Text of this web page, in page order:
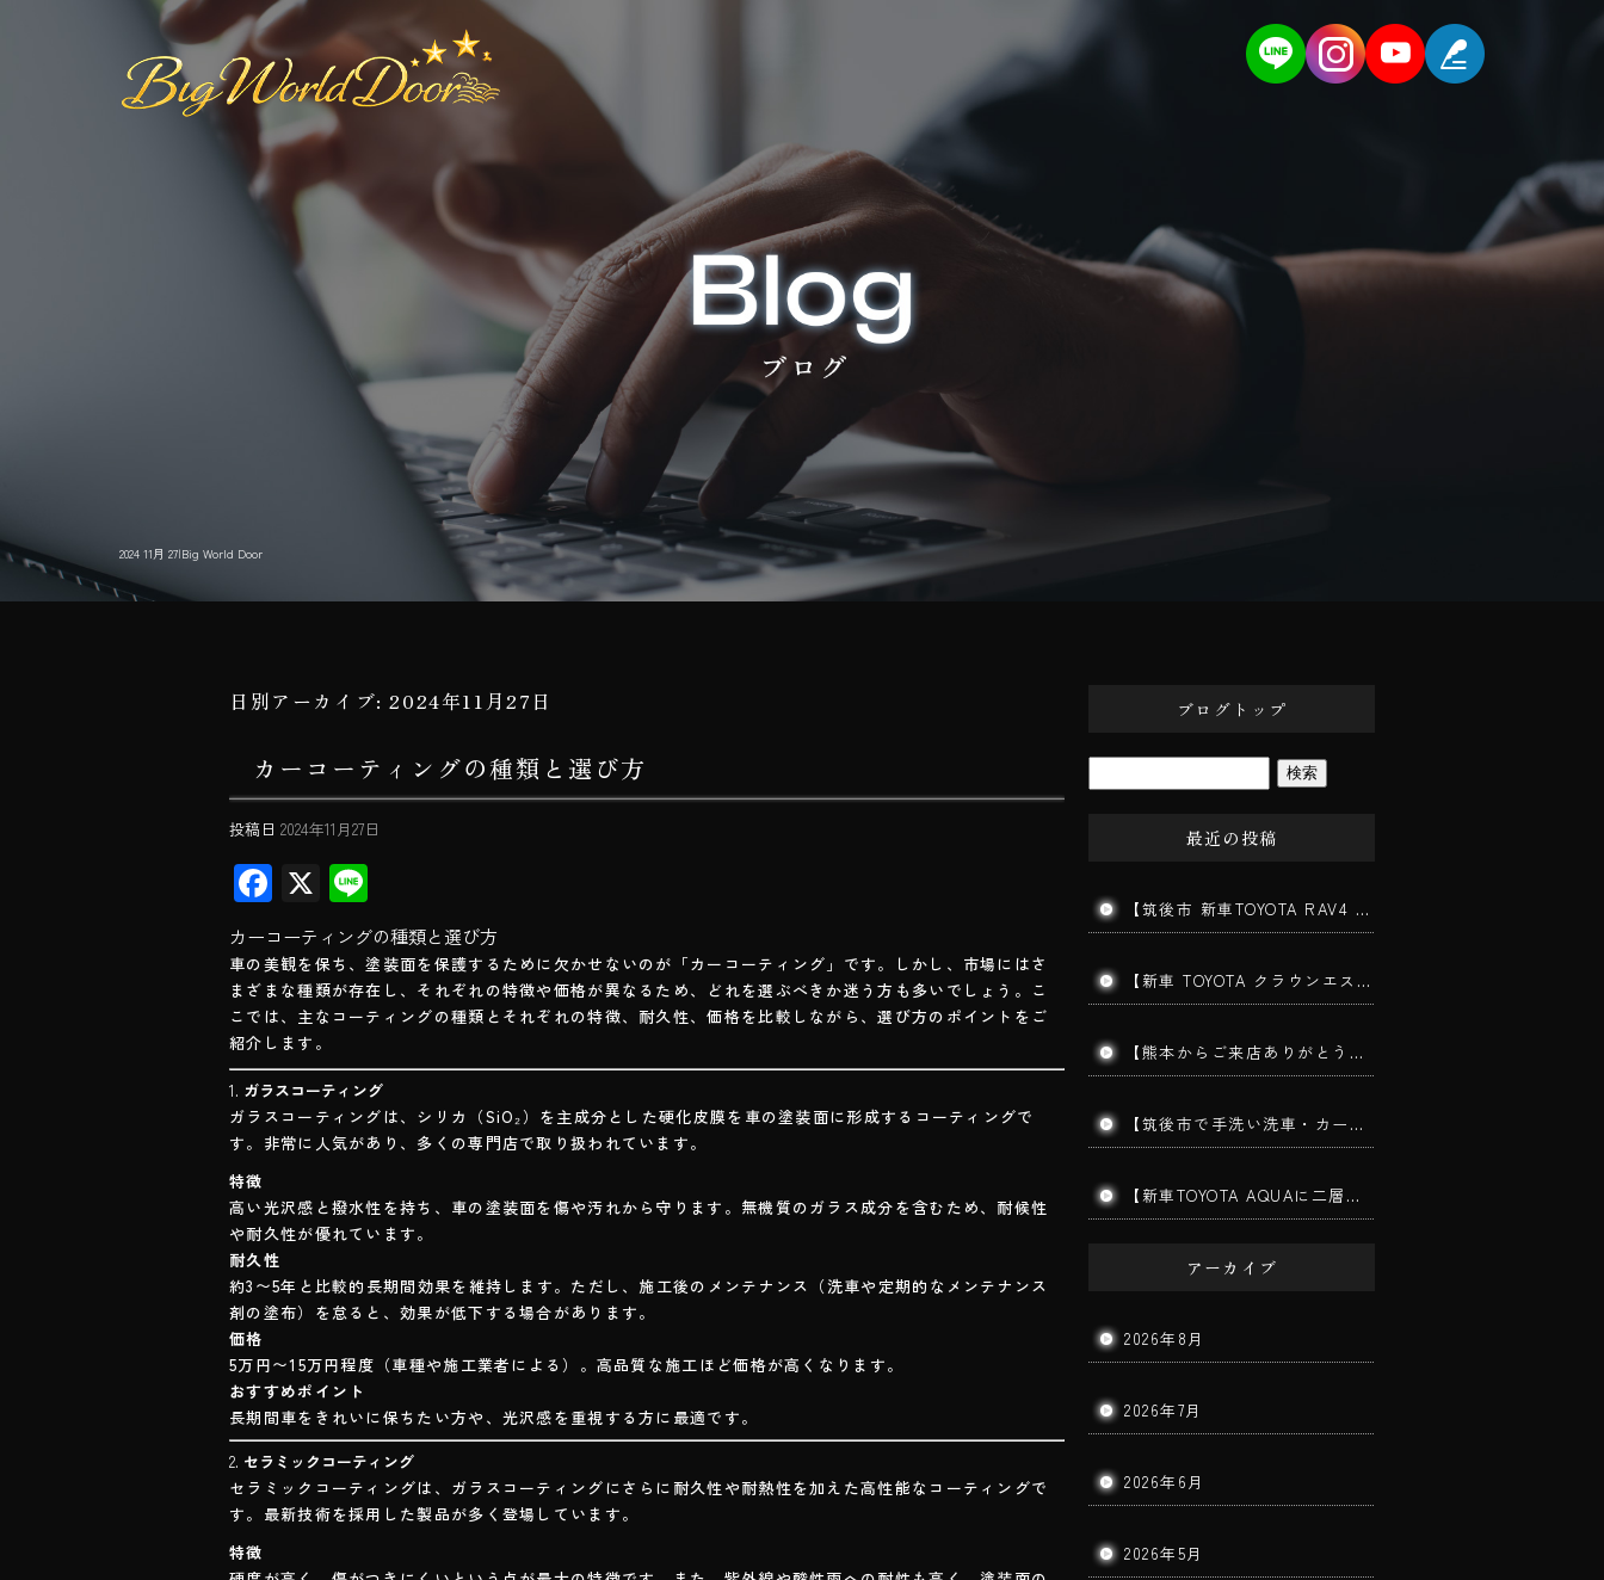
2024 11月 27|Big World Door
日別アーカイブ:2024年11月27日
カーコーティングの種類と選び方
投稿日 2024年11月27日
F
ac
e
b
o
ok
X
ne
カーコーティングの種類と選び方
車の美観を保ち、塗装面を保護するために欠かせないのが「カーコーティング」です。しかし、市場にはさ
まざまな種類が存在し、それぞれの特徴や価格が異なるため、どれを選ぶべきか迷う方も多いでしょう。こ
こでは、主なコーティングの種類とそれぞれの特徴、耐久性、価格を比較しながら、選び方のポイントをご
紹介します。
1. ガラスコーティング
ガラスコーティングは、シリカ（SiO₂）を主成分とした硬化皮膜を車の塗装面に形成するコーティングで
す。非常に人気があり、多くの専門店で取り扱われています。
特徴
高い光沢感と撥水性を持ち、車の塗装面を傷や汚れから守ります。無機質のガラス成分を含むため、耐候性
や耐久性が優れています。
耐久性
約3〜5年と比較的長期間効果を維持します。ただし、施工後のメンテナンス（洗車や定期的なメンテナンス
剤の塗布）を怠ると、効果が低下する場合があります。
価格
5万円〜15万円程度（車種や施工業者による）。高品質な施工ほど価格が高くなります。
おすすめポイント
長期間車をきれいに保ちたい方や、光沢感を重視する方に最適です。
2. セラミックコーティング
セラミックコーティングは、ガラスコーティングにさらに耐久性や耐熱性を加えた高性能なコーティングで
す。最新技術を採用した製品が多く登場しています。
特徴
ブログトップ
最近の投稿
【筑後市 新車TOYOTA RAV4 ガラスコーティング施工】新車でも下地処理が仕上がりを左右します！
【新車 TOYOTA クラウンエステート施工】202ブラックの美しさを最大限に引き出す三層ガラスコーティング｜みやま市よりご来店
【熊本からご来店ありがとうございます】手洗い洗車で愛車をリフレッシュ！コーティングを長持ちさせる秘訣とは？｜筑後市 BigWorldDoor
【筑後市で手洗い洗車・カーコーティング】MITSUBISHI TRITON｜ダイヤモンドメークワイルドEX施工車の手洗い洗車を実施しました！
【新車TOYOTA AQUAに二層ガラスコーティング施工】筑後市で新車コーティングならBigWorldDoorへ｜美しさと耐久性を長期間キープ！
アーカイブ
2026年8月
2026年7月
2026年6月
2026年5月